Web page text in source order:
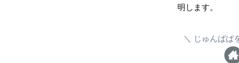
明します。
じゅんぱぱ